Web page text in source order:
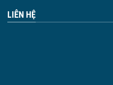
LIÊN HỆ